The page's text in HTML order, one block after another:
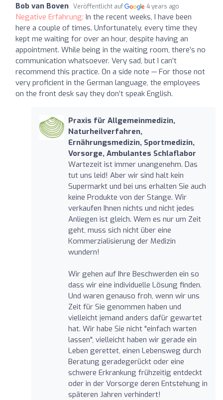
Bob van Boven Veröffentlicht auf 4 years ago
Negative Erfahrung: In the recent weeks, I have been
here a couple of times. Unfortunately, every time they
kept me waiting for over an hour, despite having an
appointment. While being in the waiting room, there’s no
communication whatsoever. Very sad, but I can’t
recommend this practice. On a side note — For those not
very proficient in the German language, the employees
on the front desk say they don’t speak English.
Praxis für Allgemeinmedizin,
Naturheilverfahren,
Ernährungsmedizin, Sportmedizin,
Vorsorge, Ambulantes Schlaflabor
Wartezeit ist immer unangenehm. Das
tut uns leid! Aber wir sind halt kein
Supermarkt und bei uns erhalten Sie auch
keine Produkte von der Stange. Wir
verkaufen Ihnen nichts und nicht jedes
Anliegen ist gleich. Wem es nur um Zeit
geht, muss sich nicht über eine
Kommerzialisierung der Medizin
wundern!
Wir gehen auf Ihre Beschwerden ein so
dass wir eine individuelle Lösung finden.
Und waren genauso froh, wenn wir uns
Zeit für Sie genommen haben und
vielleicht jemand anders dafür gewartet
hat. Wir habe Sie nicht "einfach warten
lassen", vielleicht haben wir gerade ein
Leben gerettet, einen Lebensweg durch
Beratung geradegerückt oder eine
schwere Erkrankung frühzeitig entdeckt
oder in der Vorsorge deren Entstehung in
späteren Jahren verhindert!